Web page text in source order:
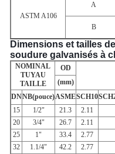
ASTM A106
A
B
Dimensions et tailles
soudure galvanisés à
NOMINAL
TUYAU
TAILLE
OD
(mm)
DNNB(pouce)ASMESCH10
15
1/2" 21.3 2.11
20
3/4" 26.7 2.11
25
1" 33.4 2.77
32
1.1/4" 42.2 2.77